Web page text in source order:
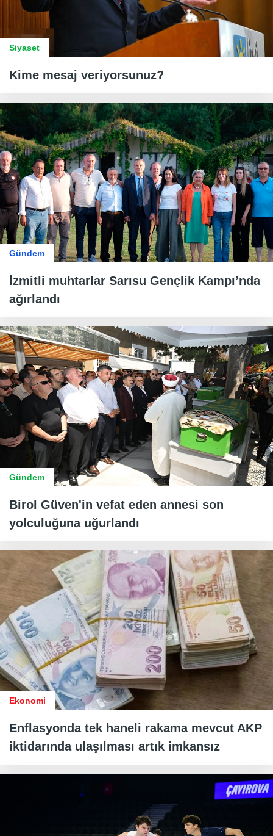
Siyaset
Kime mesaj veriyorsunuz?
Gündem
İzmitli muhtarlar Sarısu Gençlik Kampı’nda
ağırlandı
Gündem
Birol Güven'in vefat eden annesi son
yolculuğuna uğurlandı
Ekonomi
Enflasyonda tek haneli rakama mevcut AKP
iktidarında ulaşılması artık imkansız